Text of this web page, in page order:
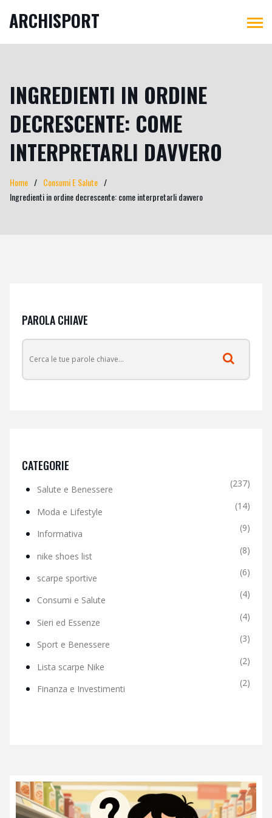
ARCHISPORT
INGREDIENTI IN ORDINE
DECRESCENTE: COME
INTERPRETARLI DAVVERO
Home
Consumi E Salute
Ingredienti in ordine decrescente: come interpretarli davvero
PAROLA CHIAVE
CATEGORIE
Salute e Benessere
(237)
Moda e Lifestyle
(14)
Informativa
(9)
nike shoes list
(8)
scarpe sportive
(6)
Consumi e Salute
(4)
Sieri ed Essenze
(4)
Sport e Benessere
(3)
Lista scarpe Nike
(2)
Finanza e Investimenti
(2)